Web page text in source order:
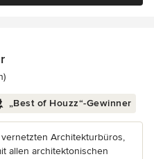
von 5 Sternen
„Best of Houzz“-Gewinner
Architekturbüros,
allen architektonischen